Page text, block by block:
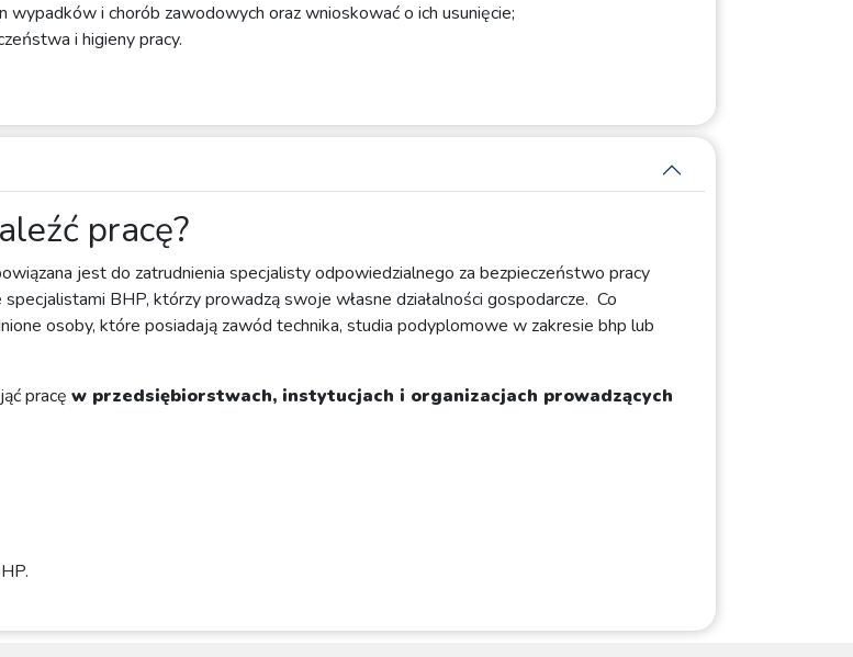
wypadków i chorób zawodowych oraz wnioskować o ich usunięcie;
i higieny pracy.
pracę?
jest do zatrudnienia specjalisty odpowiedzialnego za bezpieczeństwo pracy
BHP, którzy prowadzą swoje własne działalności gospodarcze. Co
osoby, które posiadają zawód technika, studia podyplomowe w zakresie bhp lub
pracę w przedsiębiorstwach, instytucjach i organizacjach prowadzących